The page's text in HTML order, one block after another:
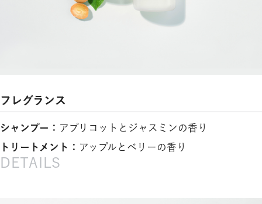
フレグランス
シャンプー： アプリコットとジャスミンの香り
トリートメント： アップルとベリーの香り
DETAILS